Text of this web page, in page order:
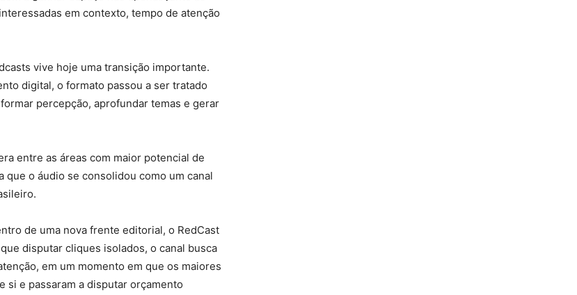
em contexto, tempo de atenção
vive hoje uma transição importante.
digital, o formato passou a ser tratado
percepção, aprofundar temas e gerar
entre as áreas com maior potencial de
o áudio se consolidou como um canal
de uma nova frente editorial, o RedCast
disputar cliques isolados, o canal busca
em um momento em que os maiores
si e passaram a disputar orçamento